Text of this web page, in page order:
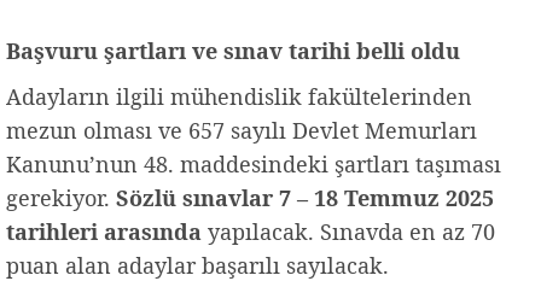
Başvuru şartları ve sınav tarihi belli oldu
Adayların ilgili mühendislik fakültelerinden
mezun olması ve 657 sayılı Devlet Memurları
Kanunu’nun 48. maddesindeki şartları taşıması
gerekiyor. Sözlü sınavlar 7 – 18 Temmuz 2025
tarihleri arasında yapılacak. Sınavda en az 70
puan alan adaylar başarılı sayılacak.